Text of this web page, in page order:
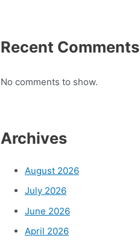
Recent Comments
No comments to show.
Archives
August 2026
July 2026
June 2026
April 2026